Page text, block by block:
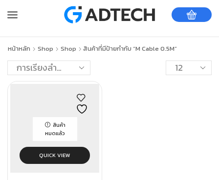
หน้าหลัก Shop Shop สินค้าที่มีป้ายกำกับ “M Cable 0.5M”
สินค้า
หมดแล้ว
QUICK VIEW